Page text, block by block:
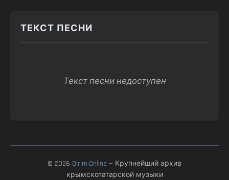
ТЕКСТ ПЕСНИ
Текст песни недоступен
© 2026 Qirim.Online — Крупнейший архив
крымскотатарской музыки